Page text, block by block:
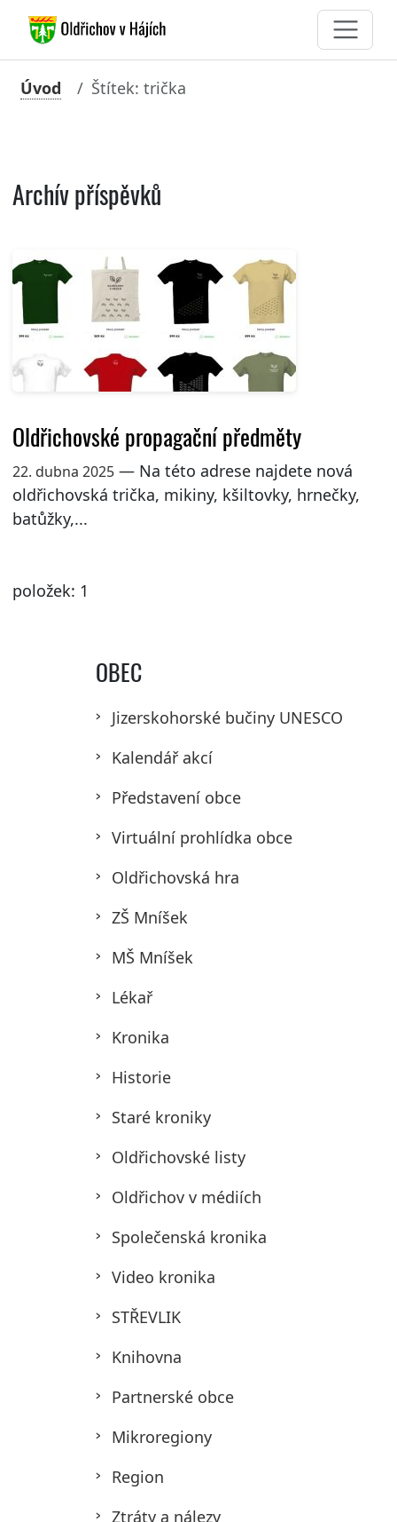
Úvod Štítek: trička
Archív příspěvků
Oldřichovské propagační předměty
22. dubna 2025— Na této adrese najdete nová
oldřichovská trička, mikiny, kšiltovky, hrnečky,
batůžky,...
položek: 1
OBEC
Jizerskohorské bučiny UNESCO
Kalendář akcí
Představení obce
Virtuální prohlídka obce
Oldřichovská hra
ZŠ Mníšek
MŠ Mníšek
Lékař
Kronika
Historie
Staré kroniky
Oldřichovské listy
Oldřichov v médiích
Společenská kronika
Video kronika
STŘEVLIK
Knihovna
Partnerské obce
Mikroregiony
Region
Ztráty a nálezy